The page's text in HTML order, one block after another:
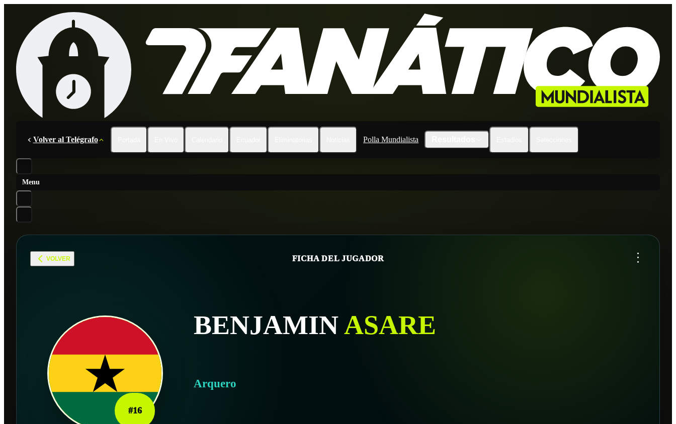
Volver al Telégrafo Polla Mundialista
Menu
VOLVER FICHA DEL JUGADOR ...
#16
BENJAMINASARE
Arquero